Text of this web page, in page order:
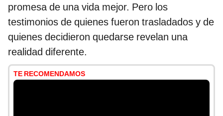
promesa de una vida mejor. Pero los
testimonios de quienes fueron trasladados y de
quienes decidieron quedarse revelan una
realidad diferente.
TE RECOMENDAMOS